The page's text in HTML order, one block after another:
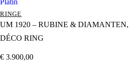
RINGE
UM 1920 – RUBINE &
DÉCO RING
€ 3.900,00